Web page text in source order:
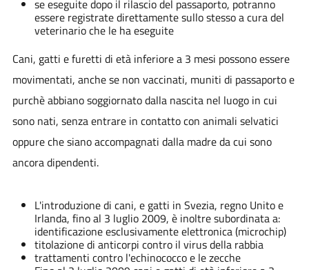
se eseguite dopo il rilascio del passaporto, potranno
essere registrate direttamente sullo stesso a cura del
veterinario che le ha eseguite
Cani, gatti e furetti di età inferiore a 3 mesi possono essere
movimentati, anche se non vaccinati, muniti di passaporto e
purchè abbiano soggiornato dalla nascita nel luogo in cui
sono nati, senza entrare in contatto con animali selvatici
oppure che siano accompagnati dalla madre da cui sono
ancora dipendenti.
L'introduzione di cani, e gatti in Svezia, regno Unito e
Irlanda, fino al 3 luglio 2009, è inoltre subordinata a:
identificazione esclusivamente elettronica (microchip)
titolazione di anticorpi contro il virus della rabbia
trattamenti contro l'echinococco e le zecche